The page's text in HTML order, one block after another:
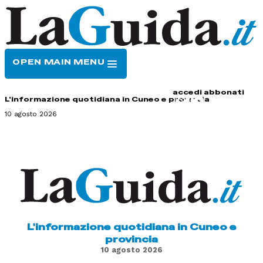
OPEN MAIN MENU
accedi abbonati
L'informazione quotidiana in Cuneo e provincia
10 agosto 2026
L'informazione quotidiana in Cuneo e
provincia
10 agosto 2026